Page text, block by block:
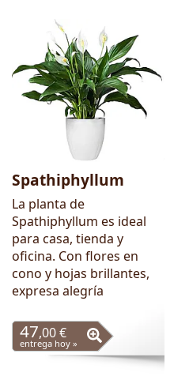
Spathiphyllum
La planta de
Spathiphyllum es ideal
para casa, tienda y
oficina. Con flores en
cono y hojas brillantes,
expresa alegría
47,00 €
entrega hoy »